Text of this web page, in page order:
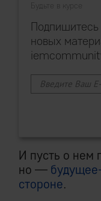
Будьте в курсе
новых
не
И пусть о нем
но —
стороне.